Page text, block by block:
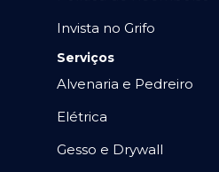
Invista no Grifo
Serviços
Alvenaria e Pedreiro
Elétrica
Gesso e Drywall